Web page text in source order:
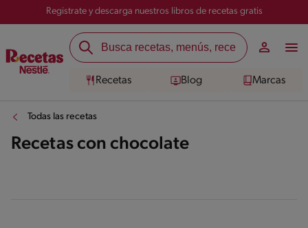
Registrate y descarga nuestros libros de recetas gratis
Recetas Blog Marcas
Todas las recetas
Recetas con chocolate